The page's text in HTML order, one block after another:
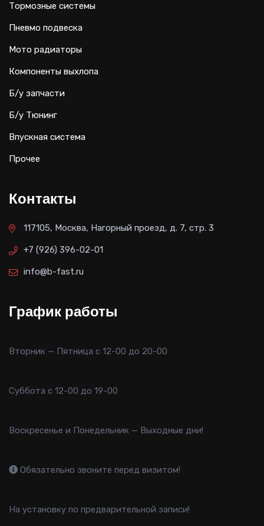
Тормозные системы
Пневмо подвеска
Мото радиаторы
Компоненты выхлопа
Б/у запчасти
Б/у Тюнинг
Впускная система
Прочее
Контакты
117105, Москва, Нагорный проезд, д. 7, стр. 3
+7 (926) 396-02-01
info@b-fast.ru
График работы
Вторник — Пятница с 12-00 до 20-00
Суббота с 12-00 до 19-00
Воскресенье и Понедельник — Выходные дни!
Обязательно звоните перед визитом!
На установку по предварительной записи!